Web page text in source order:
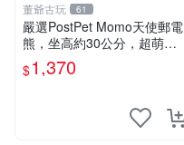
董爺古玩 61
嚴選PostPet Momo天使郵電
熊，坐高約30公分，超萌可
愛收藏首選 天使郵電熊 Mom
o熊 玩具
$1,370